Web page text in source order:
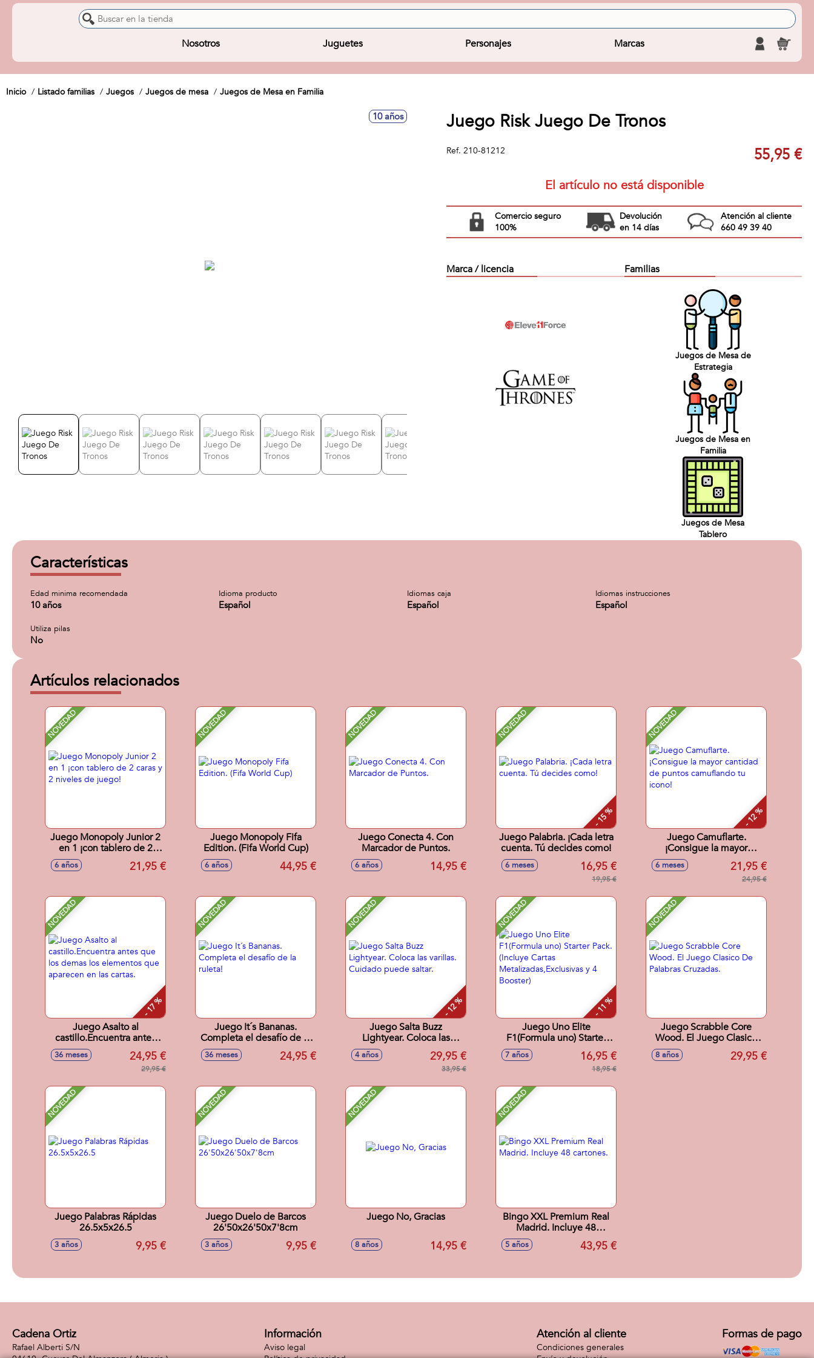
Nosotros Juguetes Personajes Marcas
Inicio Listado familias Juegos Juegos de mesa Juegos de Mesa en Familia
10 años Juego Risk Juego De Tronos
Ref. 210-81212 55,95 €
El artículo no está disponible
Comercio seguro
100%
Devolución
en 14 días
Atención al cliente
660 49 39 40
Marca / licencia Familias
Juegos de Mesa de
Estrategia
Juegos de Mesa en
Familia
Juegos de Mesa
Tablero
Características
Edad minima recomendada
10 años
Idioma producto
Español
Idiomas caja
Español
Idiomas instrucciones
Español
Utiliza pilas
No
Artículos relacionados
NOVEDAD
Juego Monopoly Junior 2
en 1 ¡con tablero de 2
caras y 2 niveles de juego!
6 años 21,95 €
NOVEDAD
Juego Monopoly Fifa
Edition. (Fifa World Cup)
6 años 44,95 €
NOVEDAD
Juego Conecta 4. Con
Marcador de Puntos.
6 años 14,95 €
NOVEDAD
- 15 %
Juego Palabria. ¡Cada letra
cuenta. Tú decides como!
6 meses 16,95 €
19,95 €
NOVEDAD
- 12 %
Juego Camuflarte.
¡Consigue la mayor
cantidad de puntos
camuflando tu icono!
6 meses 21,95 €
24,95 €
NOVEDAD
- 17 %
Juego Asalto al
castillo.Encuentra antes
que los demas los
elementos que aparecen
36 meses 24,95 €
29,95 €
NOVEDAD
Juego It´s Bananas.
Completa el desafío de la
36 meses 24,95 €
NOVEDAD
- 12 %
Juego Salta Buzz
Lightyear. Coloca las
varillas. Cuidado puede
4 años 29,95 €
33,95 €
NOVEDAD
- 11 %
Juego Uno Elite
F1(Formula uno) Starter
Pack. (Incluye Cartas
Metalizadas,Exclusivas y 4
7 años 16,95 €
18,95 €
NOVEDAD
Juego Scrabble Core
Wood. El Juego Clasico
De Palabras Cruzadas.
8 años 29,95 €
NOVEDAD
Juego Palabras Rápidas
26.5x5x26.5
3 años 9,95 €
NOVEDAD
Juego Duelo de Barcos
26'50x26'50x7'8cm
3 años 9,95 €
NOVEDAD
Juego No, Gracias
8 años 14,95 €
NOVEDAD
Bingo XXL Premium Real
Madrid. Incluye 48
5 años 43,95 €
Cadena Ortiz
Rafael Alberti S/N
Información
Aviso legal
Atención al cliente
Condiciones generales
Formas de pago